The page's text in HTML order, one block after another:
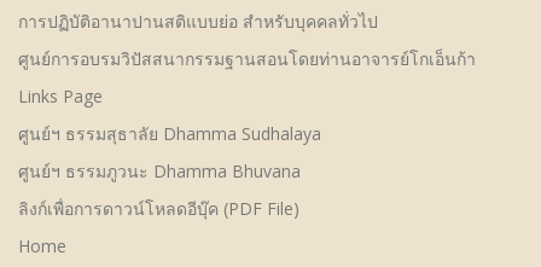
การปฏิบัติอานาปานสติแบบย่อ สำหรับบุคคลทั่วไป
ศูนย์การอบรมวิปัสสนากรรมฐานสอนโดยท่านอาจารย์โกเอ็นก้า
Links Page
ศูนย์ฯ ธรรมสุธาลัย Dhamma Sudhalaya
ศูนย์ฯ ธรรมภูวนะ Dhamma Bhuvana
ลิงก์เพื่อการดาวน์โหลดอีบุ๊ค (PDF File)
Home